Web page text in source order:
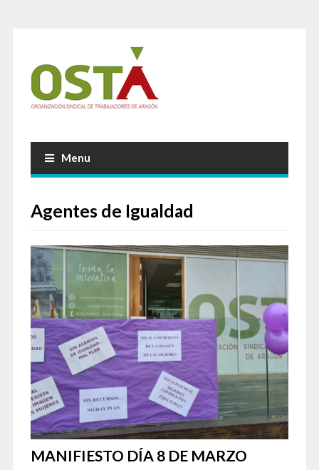
Menu
Agentes de Igualdad
MANIFIESTO DÍA 8 DE MARZO